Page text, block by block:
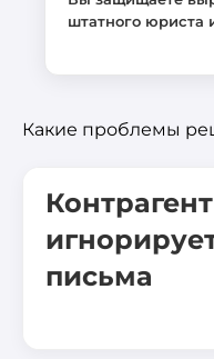
штатного юриста
Какие проблемы
письма